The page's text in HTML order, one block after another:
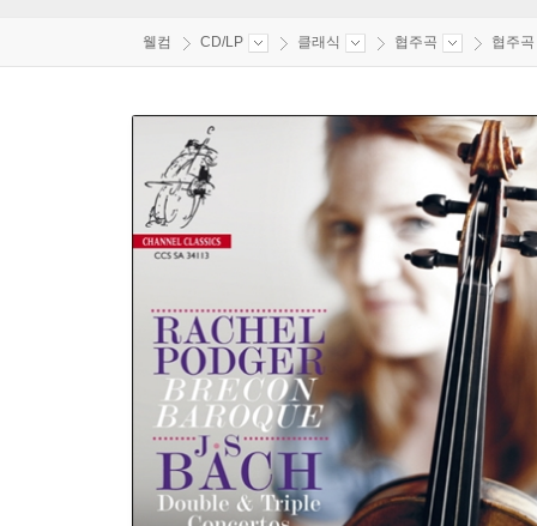
웰컴 CD/LP 클래식 협주곡 협주